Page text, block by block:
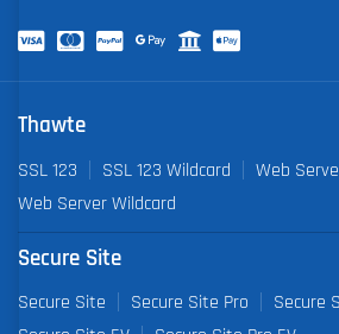
Thawte
SSL 123 SSL 123 Wildcard Web
Web Server Wildcard
Secure Site
Secure Site Secure Site Pro
Secure